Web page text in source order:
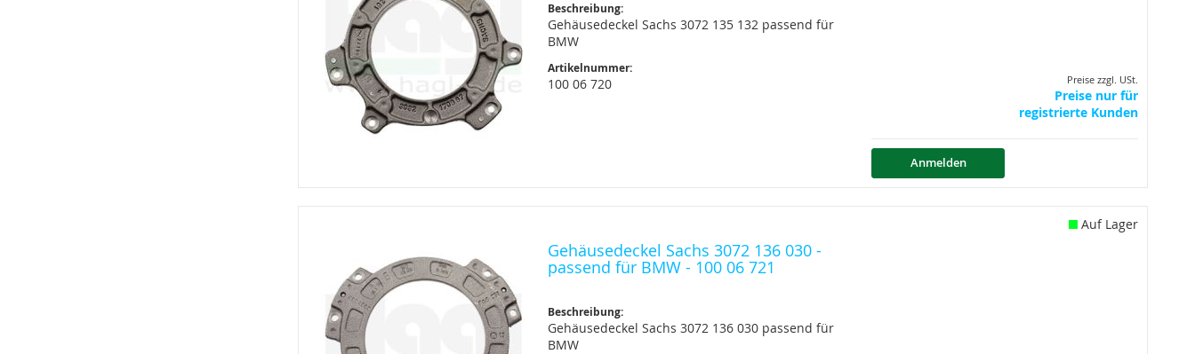
Beschreibung:
Gehäusedeckel Sachs 3072 135 132 passend für
BMW
Artikelnummer:
100 06 720 Preise zzgl. USt.
Preise nur für
registrierte Kunden
Anmelden
Gehäusedeckel Sachs 3072 136 030 -
passend für BMW - 100 06 721
Beschreibung:
Gehäusedeckel Sachs 3072 136 030 passend für
BMW
Auf Lager